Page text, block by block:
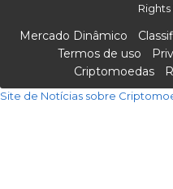
Rights
Mercado Dinâmico
Termos de uso
Criptomoedas
Site de Notícias sobre